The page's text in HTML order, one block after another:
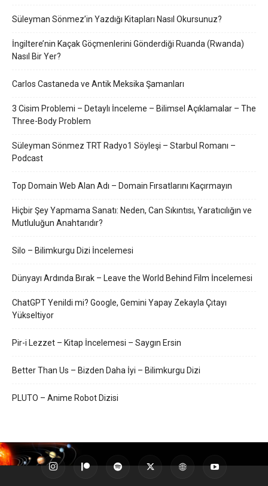
Süleyman Sönmez’in Yazdığı Kitapları Nasıl Okursunuz?
İngiltere’nin Kaçak Göçmenlerini Gönderdiği Ruanda (Rwanda)
Nasıl Bir Yer?
Carlos Castaneda ve Antik Meksika Şamanları
3 Cisim Problemi – Detaylı İnceleme – Bilimsel Açıklamalar – The
Three-Body Problem
Süleyman Sönmez TRT Radyo1 Söyleşi – Starbul Romanı –
Podcast
Top Domain Web Alan Adı – Domain Fırsatlarını Kaçırmayın
Hiçbir Şey Yapmama Sanatı: Neden, Can Sıkıntısı, Yaratıcılığın ve
Mutluluğun Anahtarıdır?
Silo – Bilimkurgu Dizi İncelemesi
Dünyayı Ardında Bırak – Leave the World Behind Film İncelemesi
ChatGPT Yenildi mi? Google, Gemini Yapay Zekayla Çıtayı
Yükseltiyor
Pir-i Lezzet – Kitap İncelemesi – Saygın Ersin
Better Than Us – Bizden Daha İyi – Bilimkurgu Dizi
PLUTO – Anime Robot Dizisi